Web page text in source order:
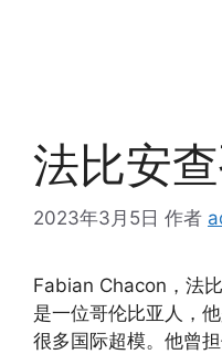
法比安
2023年3月5日 作者
Fabian Chacon，法比
是一位哥伦比亚人，
很多国际超模。他曾